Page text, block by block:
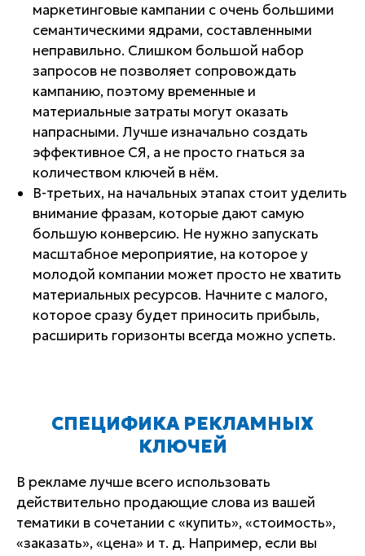
маркетинговые кампании с очень большими
семантическими ядрами, составленными
неправильно. Слишком большой набор
запросов не позволяет сопровождать
кампанию, поэтому временные и
материальные затраты могут оказать
напрасными. Лучше изначально создать
эффективное СЯ, а не просто гнаться за
количеством ключей в нём.
В-третьих, на начальных этапах стоит уделить
внимание фразам, которые дают самую
большую конверсию. Не нужно запускать
масштабное мероприятие, на которое у
молодой компании может просто не хватить
материальных ресурсов. Начните с малого,
которое сразу будет приносить прибыль,
расширить горизонты всегда можно успеть.
СПЕЦИФИКА РЕКЛАМНЫХ
КЛЮЧЕЙ
В рекламе лучше всего использовать
действительно продающие слова из вашей
тематики в сочетании с «купить», «стоимость»,
«заказать», «цена» и т. д. Например, если вы